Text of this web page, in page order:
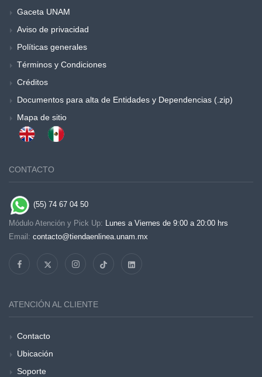
Gaceta UNAM
Aviso de privacidad
Políticas generales
Términos y Condiciones
Créditos
Documentos para alta de Entidades y Dependencias (.zip)
Mapa de sitio
CONTACTO
(55) 74 67 04 50
Módulo Atención y Pick Up: Lunes a Viernes de 9:00 a 20:00 hrs
Email: contacto@tiendaenlinea.unam.mx
ATENCIÓN AL CLIENTE
Contacto
Ubicación
Soporte